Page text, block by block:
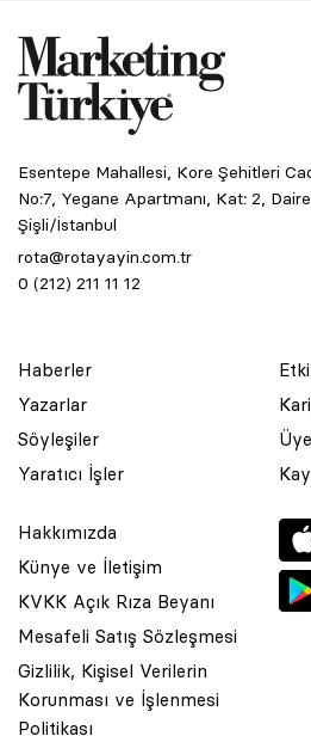
Esentepe Mahallesi, Kore Şehitleri
No:7, Yegane Apartmanı, Kat: 2,
Şişli/İstanbul
rota@rotayayin.com.tr
0 (212) 211 11 12
Haberler
Yazarlar
Söyleşiler
Yaratıcı İşler
Hakkımızda
Künye ve İletişim
KVKK Açık Rıza Beyanı
Mesafeli Satış Sözleşmesi
Gizlilik, Kişisel Verilerin
Korunması ve İşlenmesi
Politikası
© 2001 Rota Yayın Yapım Tanıtım